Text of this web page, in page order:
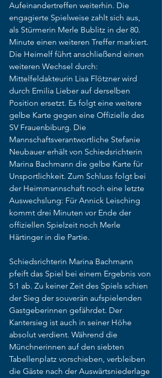
Aufeinandertreffen weiterhin. Die
engagierte Spielweise zahlt sich aus,
als Stürmerin Merle Bublitz in der 80.
Minute einen weiteren Treffer markiert.
Die Heimelf führt anschließend einen
weiteren Wechsel durch:
Mittelfeldakteurin Lisa Flötzner wird
durch Emilia Lieber auf derselben
Position ersetzt. Es folgt eine weitere
gelbe Karte gegen eine Offizielle des
SV Frauenbiburg. Die
Mannschaftsverantwortliche Stefanie
Neubauer erhält von Schiedsrichterin
Marina Bachmann die gelbe Karte für
Unsportlichkeit. Zum Schluss folgt bei
der Heimmannschaft noch eine letzte
Auswechslung: Für Annick Leisching
kommt drei Minuten vor Ende der
offiziellen Spielzeit noch Merle
Härtinger in die Partie.
Schiedsrichterin Marina Bachmann
pfeift das Spiel bei einem Ergebnis von
5:1 ab. Zu keiner Zeit des Spiels schien
der Sieg der souverän aufspielenden
Gastgeberinnen gefährdet. Der
Kantersieg ist auch in seiner Höhe
absolut verdient. Während die
Münchnerinnen auf den siebten
Tabellenplatz vorschieben, verbleiben
die Gäste nach der Auswärtsniederlage